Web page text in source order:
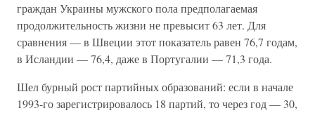
граждан Украины мужского пола предполагаемая
продолжительность жизни не превысит 63 лет. Для
сравнения — в Швеции этот показатель равен 76,7 годам,
в Исландии — 76,4, даже в Португалии — 71,3 года.
Шел бурный рост партийных образований: если в начале
1993-го зарегистрировалось 18 партий, то через год — 30,